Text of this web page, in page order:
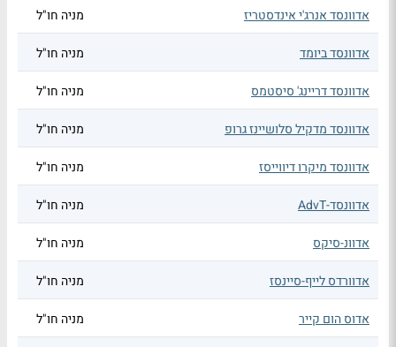
אדוונסד אנרג'י אינדסטריז מניה חו"ל
אדוונסד ביומד מניה חו"ל
אדוונסד דריינג' סיסטמס מניה חו"ל
אדוונסד מדקיל סלושיינז גרופ מניה חו"ל
אדוונסד מיקרו דיווייסז מניה חו"ל
אדוונסד-AdvT מניה חו"ל
אדוונ-סיקס מניה חו"ל
אדוורדס לייף-סיינסז מניה חו"ל
אדוס הום קייר מניה חו"ל